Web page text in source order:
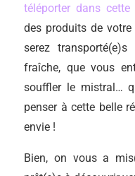
téléporter dans cette
des produits de
serez
fraîche, que vous
souffler le mistral…
penser à cette belle
envie !
Bien, on vous a